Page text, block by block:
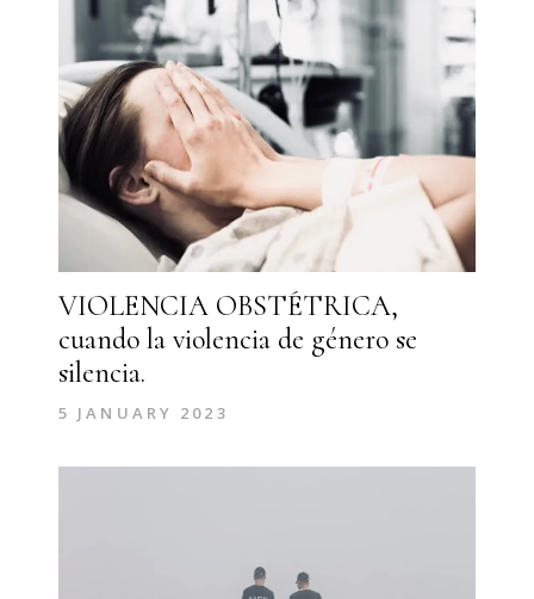
VIOLENCIA OBSTÉTRICA,
cuando la violencia de género se
silencia.
5 JANUARY 2023